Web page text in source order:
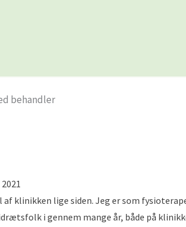
behandler
klinikken lige siden. Jeg er som
i gennem mange år, både på